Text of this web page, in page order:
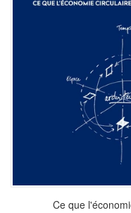
Ce que